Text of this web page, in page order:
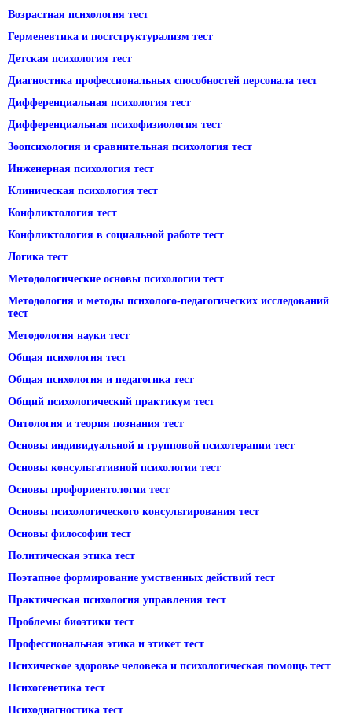
Возрастная психология тест
Герменевтика и постструктурализм тест
Детская психология тест
Диагностика профессиональных способностей персонала тест
Дифференциальная психология тест
Дифференциальная психофизиология тест
Зоопсихология и сравнительная психология тест
Инженерная психология тест
Клиническая психология тест
Конфликтология тест
Конфликтология в социальной работе тест
Логика тест
Методологические основы психологии тест
Методология и методы психолого-педагогических исследований
тест
Методология науки тест
Общая психология тест
Общая психология и педагогика тест
Общий психологический практикум тест
Онтология и теория познания тест
Основы индивидуальной и групповой психотерапии тест
Основы консультативной психологии тест
Основы профориентологии тест
Основы психологического консультирования тест
Основы философии тест
Политическая этика тест
Поэтапное формирование умственных действий тест
Практическая психология управления тест
Проблемы биоэтики тест
Профессиональная этика и этикет тест
Психическое здоровье человека и психологическая помощь тест
Психогенетика тест
Психодиагностика тест